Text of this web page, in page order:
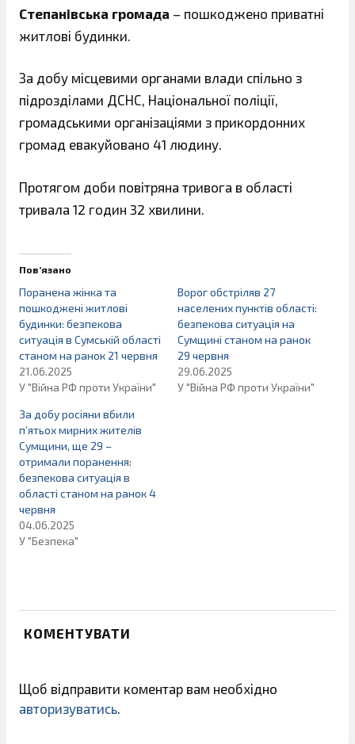
Степанівська громада – пошкоджено приватні
житлові будинки.
За добу місцевими органами влади спільно з
підрозділами ДСНС, Національної поліції,
громадськими організаціями з прикордонних
громад евакуйовано 41 людину.
Протягом доби повітряна тривога в області
тривала 12 годин 32 хвилини.
Пов’язано
Поранена жінка та
пошкоджені житлові
будинки: безпекова
ситуація в Сумській області
станом на ранок 21 червня
21.06.2025
У "Війна РФ проти України"
Ворог обстріляв 27
населених пунктів області:
безпекова ситуація на
Сумщині станом на ранок
29 червня
29.06.2025
У "Війна РФ проти України"
За добу росіяни вбили
п’ятьох мирних жителів
Сумщини, ще 29 –
отримали поранення:
безпекова ситуація в
області станом на ранок 4
червня
04.06.2025
У "Безпека"
КОМЕНТУВАТИ
Щоб відправити коментар вам необхідно
авторизуватись.